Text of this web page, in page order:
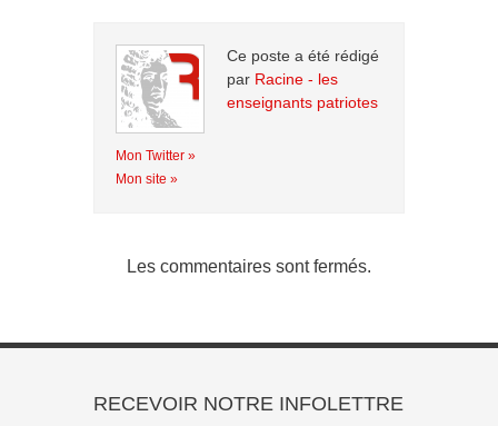
Ce poste a été rédigé
par Racine - les
enseignants patriotes
Mon Twitter »
Mon site »
Les commentaires sont fermés.
RECEVOIR NOTRE INFOLETTRE